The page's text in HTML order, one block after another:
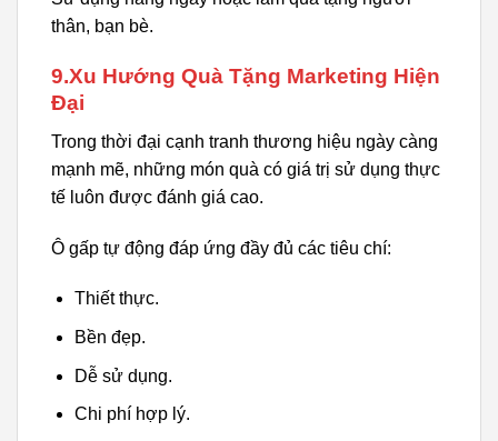
thân, bạn bè.
9.Xu Hướng Quà Tặng Marketing Hiện
Đại
Trong thời đại cạnh tranh thương hiệu ngày càng
mạnh mẽ, những món quà có giá trị sử dụng thực
tế luôn được đánh giá cao.
Ô gấp tự động đáp ứng đầy đủ các tiêu chí:
Thiết thực.
Bền đẹp.
Dễ sử dụng.
Chi phí hợp lý.